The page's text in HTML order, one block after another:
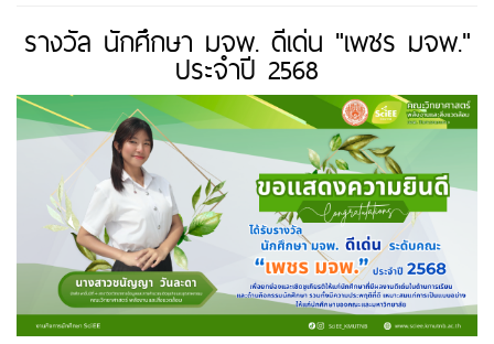
รางวัล นักศึกษา มจพ. ดีเด่น "เพชร มจพ."
ประจำปี 2568